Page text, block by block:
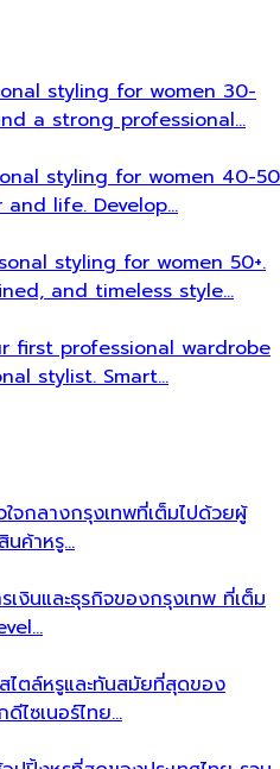
styling for women 30-
a strong professional…
styling for women 40-50
life. Develop…
styling for women 50+.
and timeless style…
first professional wardrobe
stylist. Smart…
จกลางกรุงเทพที่เต็มไปด้วยผู้
นค้าหรู…
เงินและธุรกิจของกรุงเทพ ที่เต็ม
ไตล์หรูและทันสมัยที่สุดของ
ไซเนอร์ไทย…